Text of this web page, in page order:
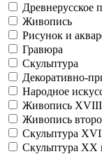
Древнерусское
Живопись
Рисунок и
Гравюра
Скульптура
Декоративно-
Народное
Живопись XVIII
Живопись
Скульптура
Скульптура XX